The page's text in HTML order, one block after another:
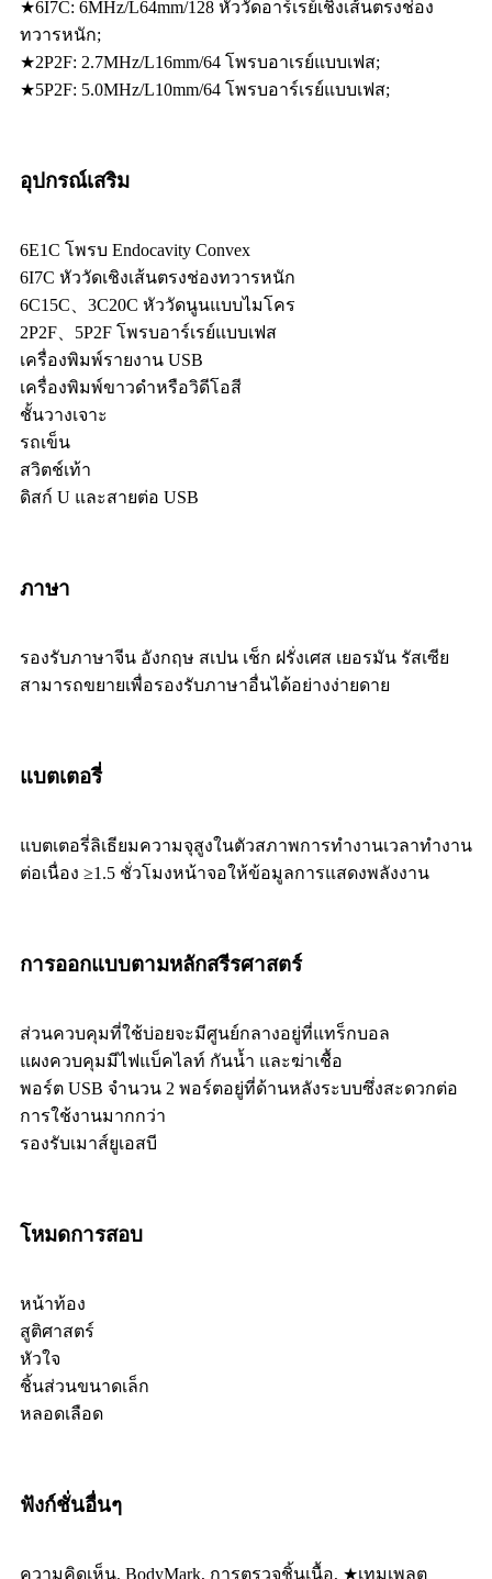
★6I7C: 6MHz/L64mm/128 หัววัดอาร์เรย์เชิงเส้นตรงช่อง
ทวารหนัก;
★2P2F: 2.7MHz/L16mm/64 โพรบอาเรย์แบบเฟส;
★5P2F: 5.0MHz/L10mm/64 โพรบอาร์เรย์แบบเฟส;
อุปกรณ์เสริม
6E1C โพรบ Endocavity Convex
6I7C หัววัดเชิงเส้นตรงช่องทวารหนัก
6C15C、3C20C หัววัดนูนแบบไมโคร
2P2F、5P2F โพรบอาร์เรย์แบบเฟส
เครื่องพิมพ์รายงาน USB
เครื่องพิมพ์ขาวดำหรือวิดีโอสี
ชั้นวางเจาะ
รถเข็น
สวิตช์เท้า
ดิสก์ U และสายต่อ USB
ภาษา
รองรับภาษาจีน อังกฤษ สเปน เช็ก ฝรั่งเศส เยอรมัน รัสเซีย
สามารถขยายเพื่อรองรับภาษาอื่นได้อย่างง่ายดาย
แบตเตอรี่
แบตเตอรี่ลิเธียมความจุสูงในตัวสภาพการทำงานเวลาทำงาน
ต่อเนื่อง ≥1.5 ชั่วโมงหน้าจอให้ข้อมูลการแสดงพลังงาน
การออกแบบตามหลักสรีรศาสตร์
ส่วนควบคุมที่ใช้บ่อยจะมีศูนย์กลางอยู่ที่แทร็กบอล
แผงควบคุมมีไฟแบ็คไลท์ กันน้ำ และฆ่าเชื้อ
พอร์ต USB จำนวน 2 พอร์ตอยู่ที่ด้านหลังระบบซึ่งสะดวกต่อ
การใช้งานมากกว่า
รองรับเมาส์ยูเอสบี
โหมดการสอบ
หน้าท้อง
สูติศาสตร์
หัวใจ
ชิ้นส่วนขนาดเล็ก
หลอดเลือด
ฟังก์ชั่นอื่นๆ
ความคิดเห็น, BodyMark, การตรวจชิ้นเนื้อ, ★เทมเพลต